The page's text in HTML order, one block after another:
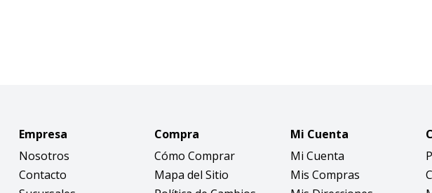
Empresa
Nosotros
Contacto
Compra
Cómo Comprar
Mapa del Sitio
Mi Cuenta
Mi Cuenta
Mis Compras